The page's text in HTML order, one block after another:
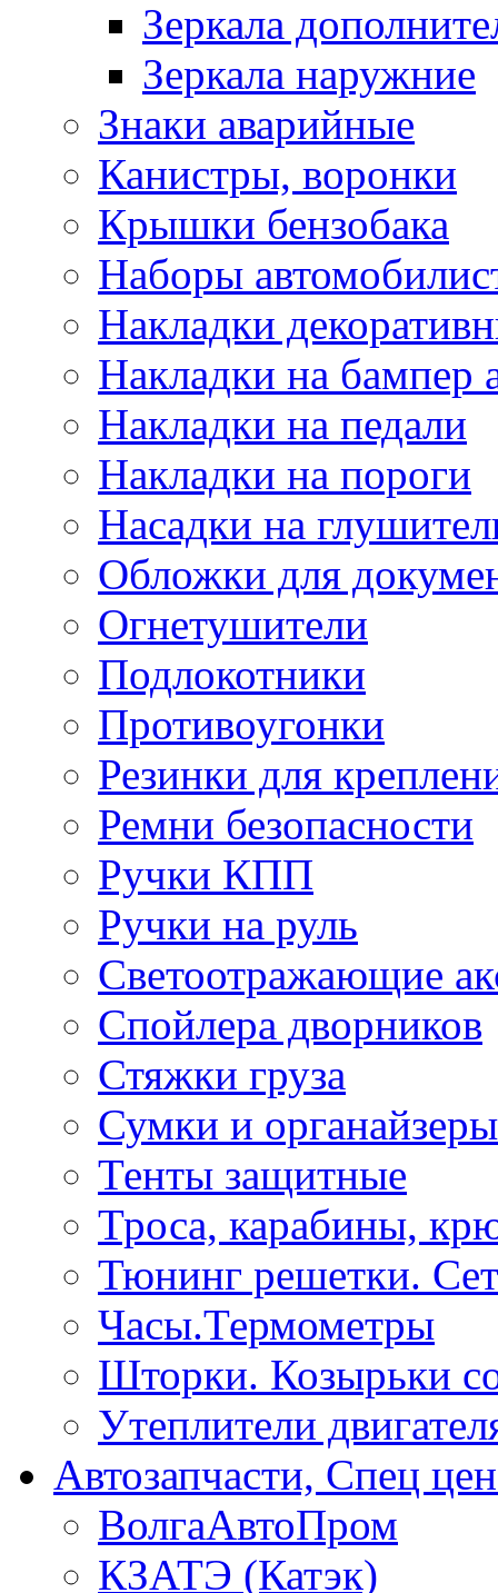
Зеркала
Зеркала наружние
Знаки аварийные
Канистры, воронки
Крышки бензобака
Наборы
Накладки
Накладки на бампер
Накладки на педали
Накладки на пороги
Насадки на
Обложки для
Огнетушители
Подлокотники
Противоугонки
Резинки для
Ремни безопасности
Ручки КПП
Ручки на руль
Светоотражающие
Спойлера дворников
Стяжки груза
Сумки и органайзеры
Тенты защитные
Троса, карабины,
Тюнинг решетки.
Часы.Термометры
Шторки. Козырьки
Утеплители
Автозапчасти, Спец
ВолгаАвтоПром
КЗАТЭ (Катэк)